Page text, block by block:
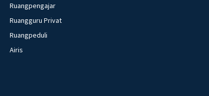
Ruangpengajar
Ruangguru Privat
Ruangpeduli
Airis